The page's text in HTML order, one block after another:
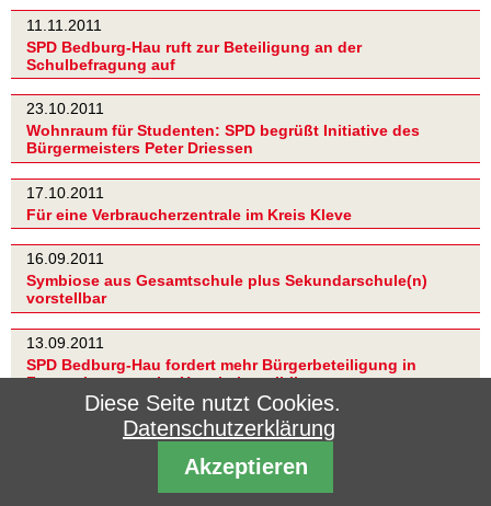
11.11.2011
SPD Bedburg-Hau ruft zur Beteiligung an der
Schulbefragung auf
23.10.2011
Wohnraum für Studenten: SPD begrüßt Initiative des
Bürgermeisters Peter Driessen
17.10.2011
Für eine Verbraucherzentrale im Kreis Kleve
16.09.2011
Symbiose aus Gesamtschule plus Sekundarschule(n)
vorstellbar
13.09.2011
SPD Bedburg-Hau fordert mehr Bürgerbeteiligung in
Fragen kommunaler Haushaltspolitik
Diese Seite nutzt Cookies.
Datenschutzerklärung
Akzeptieren